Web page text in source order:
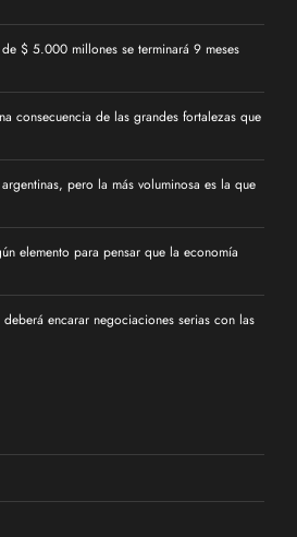
$ 5.000 millones se terminará 9 meses
consecuencia de las grandes fortalezas que
pero la más voluminosa es la que
elemento para pensar que la economía
encarar negociaciones serias con las